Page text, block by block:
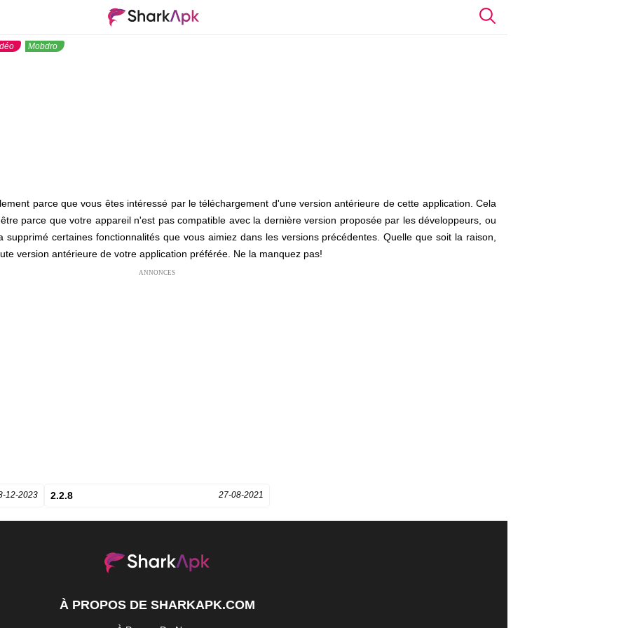
Mobdro
parce que vous êtes intéressé par le téléchargement d'une version antérieure de cette application. Cela
parce que votre appareil n'est pas compatible avec la dernière version proposée par les développeurs, ou
certaines fonctionnalités que vous aimiez dans les versions précédentes. Quelle que soit la raison,
version antérieure de votre application préférée. Ne la manquez pas!
ANNONCES
12-2023 2.2.8 27-08-2021
À PROPOS DE SHARKAPK.COM